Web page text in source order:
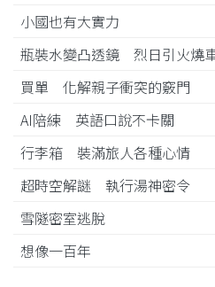
小國也有大實力
瓶裝水變凸透鏡 烈日引火燒
買單 化解親子衝突的竅門
AI陪練 英語口說不卡關
行李箱 裝滿旅人各種心情
超時空解謎 執行湯神密令
雪隧密室逃脫
想像一百年